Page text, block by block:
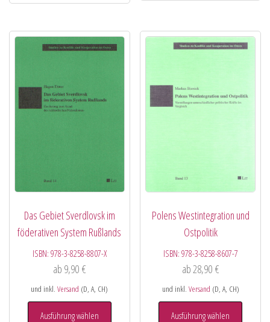
Das Gebiet Sverdlovsk im
föderativen System Rußlands
ISBN: 978-3-8258-8807-X
ab 9,90 €
und inkl.Versand (D, A, CH)
Ausführung wählen
Polens Westintegration und
Ostpolitik
ISBN: 978-3-8258-8607-7
ab28,90 €
und inkl. Versand (D, A, CH)
Ausführung wählen